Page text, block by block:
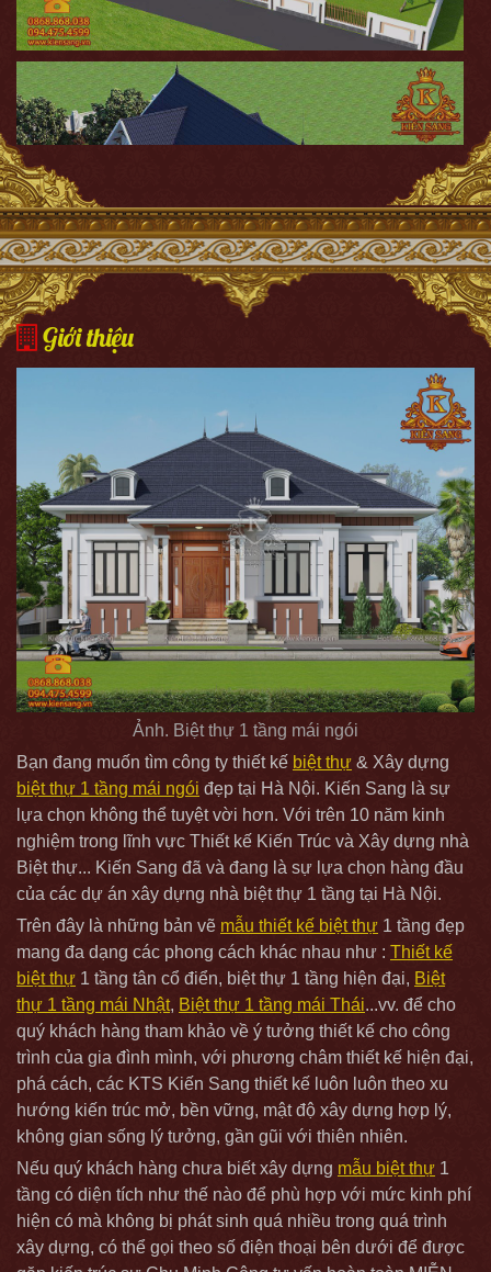
Giới thiệu
Ảnh. Biệt thự 1 tầng mái ngói
Bạn đang muốn tìm công ty thiết kế biệt thự & Xây dựng
biệt thự 1 tầng mái ngói đẹp tại Hà Nội. Kiến Sang là sự
lựa chọn không thể tuyệt vời hơn. Với trên 10 năm kinh
nghiệm trong lĩnh vực Thiết kế Kiến Trúc và Xây dựng nhà
Biệt thự... Kiến Sang đã và đang là sự lựa chọn hàng đầu
của các dự án xây dựng nhà biệt thự 1 tầng tại Hà Nội.
Trên đây là những bản vẽ mẫu thiết kế biệt thự 1 tầng đẹp
mang đa dạng các phong cách khác nhau như : Thiết kế
biệt thự 1 tầng tân cổ điển, biệt thự 1 tầng hiện đại, Biệt
thự 1 tầng mái Nhật, Biệt thự 1 tầng mái Thái...vv. để cho
quý khách hàng tham khảo về ý tưởng thiết kế cho công
trình của gia đình mình, với phương châm thiết kế hiện đại,
phá cách, các KTS Kiến Sang thiết kế luôn luôn theo xu
hướng kiến trúc mở, bền vững, mật độ xây dựng hợp lý,
không gian sống lý tưởng, gần gũi với thiên nhiên.
Nếu quý khách hàng chưa biết xây dựng mẫu biệt thự 1
tầng có diện tích như thế nào để phù hợp với mức kinh phí
hiện có mà không bị phát sinh quá nhiều trong quá trình
xây dựng, có thể gọi theo số điện thoại bên dưới để được